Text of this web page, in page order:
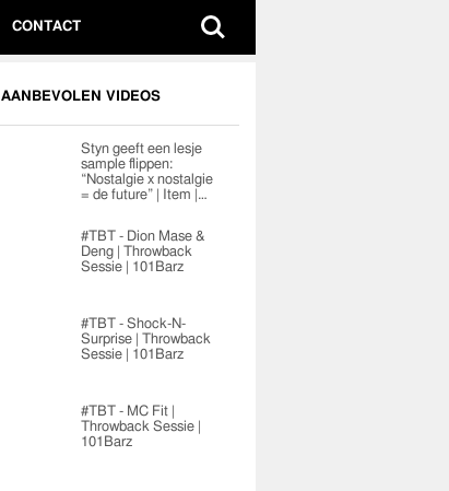
CONTACT
AANBEVOLEN VIDEOS
Styn geeft een lesje
sample flippen:
“Nostalgie x nostalgie
= de future” | Item |…
#TBT - Dion Mase &
Deng | Throwback
Sessie | 101Barz
#TBT - Shock-N-
Surprise | Throwback
Sessie | 101Barz
#TBT - MC Fit |
Throwback Sessie |
101Barz